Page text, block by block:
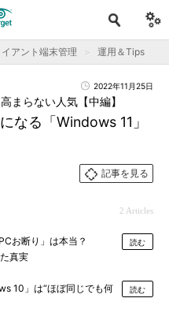
イアント端末管理 運用＆Tips
2022年11月25日
なる「Windows 11」
まらない人気【中編】
記事を見る
2 Articles
お断り」は本当？
真実
読む
10」は“ほぼ同じでも何
読む